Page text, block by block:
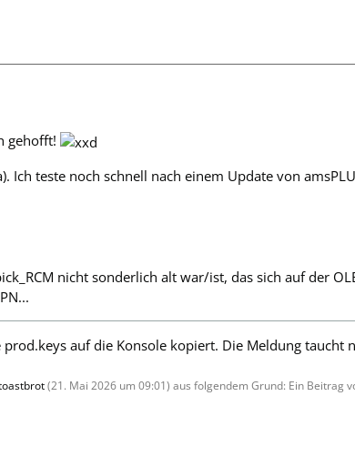
gehofft!
Ich teste noch schnell nach einem Update von
nicht sonderlich alt war/ist, das sich auf der
auf die Konsole kopiert. Die Meldung taucht
(21. Mai 2026 um 09:01) aus folgendem Grund: Ein Beitrag